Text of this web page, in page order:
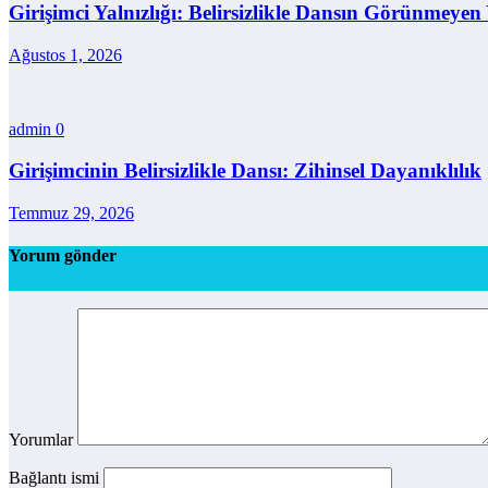
Girişimci Yalnızlığı: Belirsizlikle Dansın Görünmeyen
Ağustos 1, 2026
admin 0
Girişimcinin Belirsizlikle Dansı: Zihinsel Dayanıklılık
Temmuz 29, 2026
Yorum gönder
Yorumlar
Bağlantı ismi